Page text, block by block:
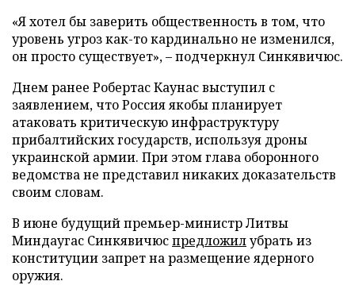
«Я хотел бы заверить общественность в том, что
уровень угроз как-то кардинально не изменился,
он просто существует», – подчеркнул Синкявичюс.
Днем ранее Робертас Каунас выступил с
заявлением, что Россия якобы планирует
атаковать критическую инфраструктуру
прибалтийских государств, используя дроны
украинской армии. При этом глава оборонного
ведомства не представил никаких доказательств
своим словам.
В июне будущий премьер-министр Литвы
Миндаугас Синкявичюспредложилубрать из
конституции запрет на размещение ядерного
оружия.